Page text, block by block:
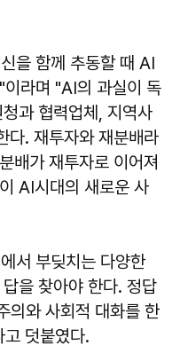
을 함께 추동할 때 AI
라며 "AI의 과실이 독
과 협력업체, 지역사
다. 재투자와 재분배라
배가 재투자로 이어져
AI시대의 새로운 사
서 부딪치는 다양한
을 찾아야 한다. 정답
의와 사회적 대화를 한
덧붙였다.